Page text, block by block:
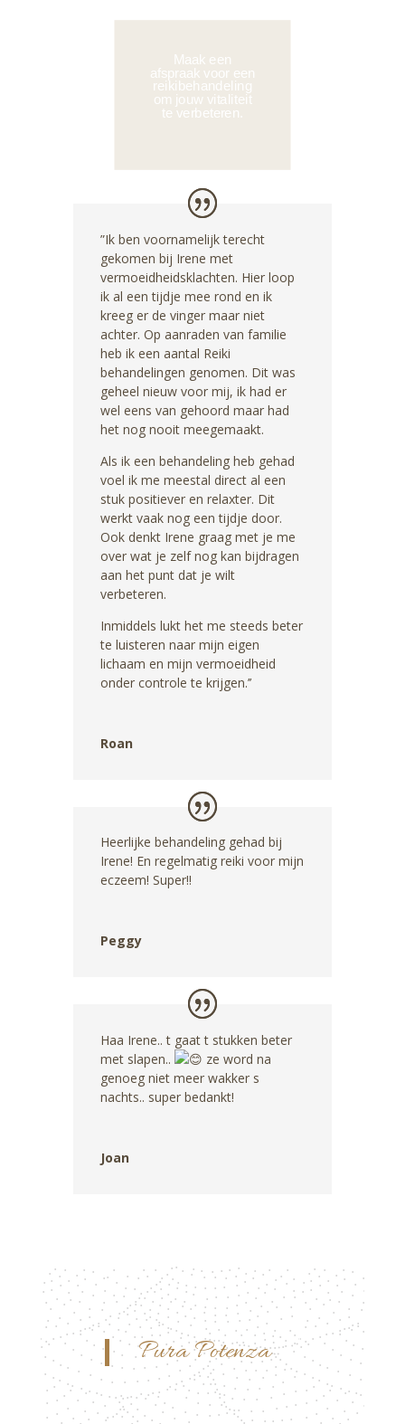
Maak een
afspraak voor een
reikibehandeling
om jouw vitaliteit
te verbeteren.
”Ik ben voornamelijk terecht
gekomen bij Irene met
vermoeidheidsklachten. Hier loop
ik al een tijdje mee rond en ik
kreeg er de vinger maar niet
achter. Op aanraden van familie
heb ik een aantal Reiki
behandelingen genomen. Dit was
geheel nieuw voor mij, ik had er
wel eens van gehoord maar had
het nog nooit meegemaakt.
Als ik een behandeling heb gehad
voel ik me meestal direct al een
stuk positiever en relaxter. Dit
werkt vaak nog een tijdje door.
Ook denkt Irene graag met je me
over wat je zelf nog kan bijdragen
aan het punt dat je wilt
verbeteren.
Inmiddels lukt het me steeds beter
te luisteren naar mijn eigen
lichaam en mijn vermoeidheid
onder controle te krijgen.’’
Roan
Heerlijke behandeling gehad bij
Irene! En regelmatig reiki voor mijn
eczeem! Super!!
Peggy
Haa Irene.. t gaat t stukken beter
met slapen..
ze word na
genoeg niet meer wakker s
nachts.. super bedankt!
Joan
Pura Potenza